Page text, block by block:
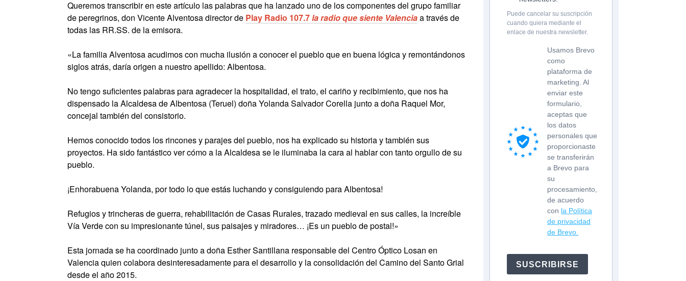
Queremos transcribir en este artículo las palabras que ha lanzado uno de los componentes del grupo familiar
de peregrinos, don Vicente Alventosa director de Play Radio 107.7la radio que siente Valenciaa través de
todas las RR.SS. de la emisora.
«La familia Alventosa acudimos con mucha ilusión a conocer el pueblo que en buena lógica y remontándonos
siglos atrás, daría origen a nuestro apellido: Albentosa.
No tengo suficientes palabras para agradecer la hospitalidad, el trato, el cariño y recibimiento, que nos ha
dispensado la Alcaldesa de Albentosa (Teruel) doña Yolanda Salvador Corella junto a doña Raquel Mor,
concejal también del consistorio.
Hemos conocido todos los rincones y parajes del pueblo, nos ha explicado su historia y también sus
proyectos. Ha sido fantástico ver cómo a la Alcaldesa se le iluminaba la cara al hablar con tanto orgullo de su
pueblo.
¡Enhorabuena Yolanda, por todo lo que estás luchando y consiguiendo para Albentosa!
Refugios y trincheras de guerra, rehabilitación de Casas Rurales, trazado medieval en sus calles, la increíble
Vía Verde con su impresionante túnel, sus paisajes y miradores… ¡Es un pueblo de postal!»
Esta jornada se ha coordinado junto a doña Esther Santillana responsable del Centro Óptico Losan en
Valencia quien colabora desinteresadamente para el desarrollo y la consolidación del Camino del Santo Grial
desde el año 2015.
Puede cancelar su suscripción
cuando quiera mediante el
enlace de nuestra newsletter.
Usamos Brevo
como
plataforma de
marketing. Al
enviar este
formulario,
aceptas que
los datos
personales que
proporcionaste
se transferirán
a Brevo para
su
procesamiento,
de acuerdo
con la Política
de privacidad
de Brevo.
SUSCRIBIRSE